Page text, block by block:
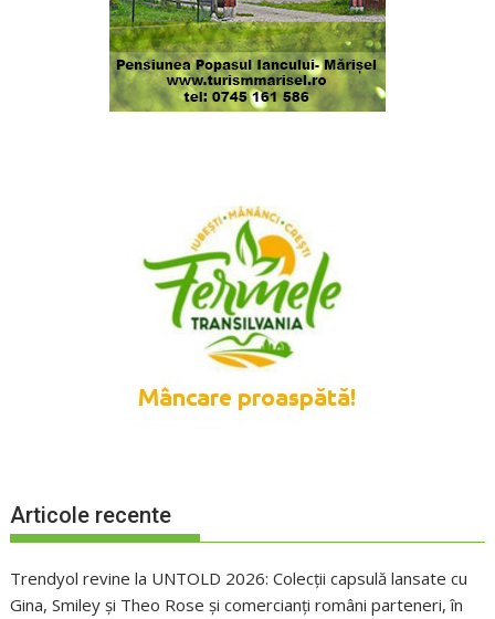
Articole recente
Trendyol revine la UNTOLD 2026: Colecții capsulă lansate cu
Gina, Smiley și Theo Rose și comercianți români parteneri, în